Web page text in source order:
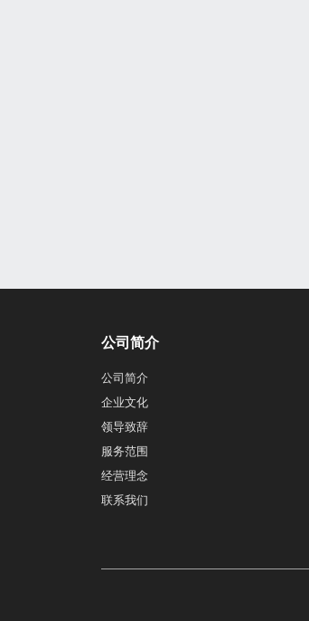
公司简介
公司简介
企业文化
领导致辞
服务范围
经营理念
联系我们